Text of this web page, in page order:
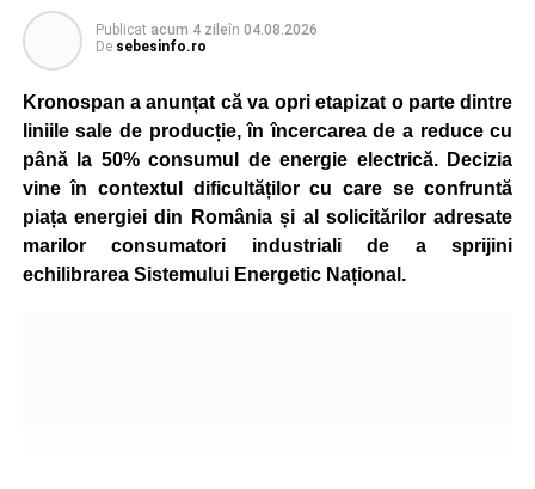
Publicat acum 4 zileîn 04.08.2026
De sebesinfo.ro
Kronospan a anunțat că va opri etapizat o parte dintre
liniile sale de producție, în încercarea de a reduce cu
până la 50% consumul de energie electrică. Decizia
vine în contextul dificultăților cu care se confruntă
piața energiei din România și al solicitărilor adresate
marilor consumatori industriali de a sprijini
echilibrarea Sistemului Energetic Național.